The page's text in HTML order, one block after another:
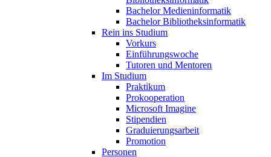
Bachelor Medieninformatik
Bachelor Bibliotheksinformatik
Rein ins Studium
Vorkurs
Einführungswoche
Tutoren und Mentoren
Im Studium
Praktikum
Prokooperation
Microsoft Imagine
Stipendien
Graduierungsarbeit
Promotion
Personen